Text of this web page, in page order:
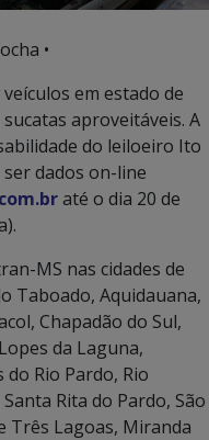
•
em estado de
aproveitáveis. A
do leiloeiro Ito
dados on-line
até o dia 20 de
MS nas cidades de
Taboado, Aquidauana,
Chapadão do Sul,
da Laguna,
do Rio Pardo, Rio
Rita do Pardo, São
Três Lagoas, Miranda